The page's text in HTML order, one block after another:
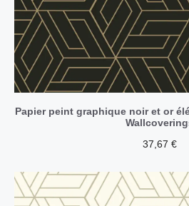
Papier peint graphique noir et or
37,67 €